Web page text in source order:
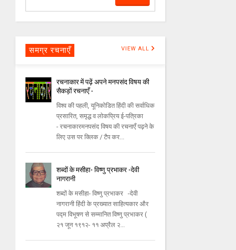
समग्र रचनाएँ VIEW ALL
रचनाकार में पढ़ें अपने मनपसंद विषय की
सैकड़ों रचनाएँ -
विश्व की पहली, यूनिकोडित हिंदी की सर्वाधिक
प्रसारित, समृद्ध व लोकप्रिय ई-पत्रिका
- रचनाकारमनपसंद विषय की रचनाएँ पढ़ने के
लिए उस पर क्लिक / टैप कर...
शब्दों के मसीहा- विष्णु प्रभाकर -देवी
नागरानी
शब्दों के मसीहा- विष्णु प्रभाकर -देवी
नागरानी हिंदी के प्रख्यात साहित्यकार और
पद्म विभूषण से सम्मानित विष्णु प्रभाकर (
२१ जून १९१२- ११ अप्रैल २...